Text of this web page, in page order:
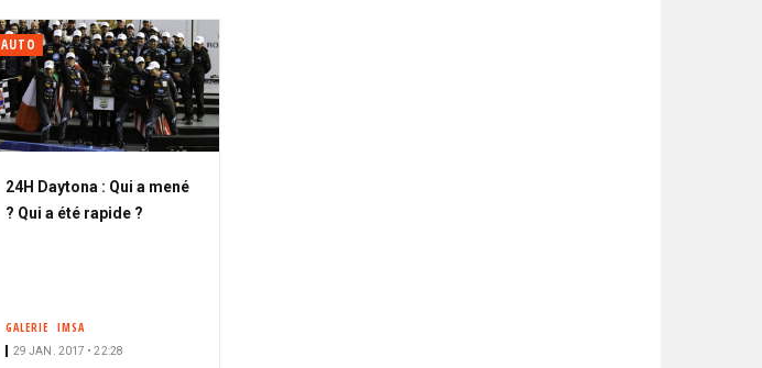
AUTO
24H Daytona : Qui a mené
? Qui a été rapide ?
GALERIE IMSA
29 JAN. 2017 • 22:28